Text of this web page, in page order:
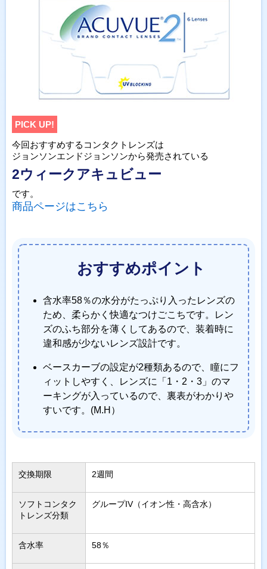
PICK UP!
今回おすすめするコンタクトレンズは
ジョンソンエンドジョンソンから発売されている
2ウィークアキュビュー
です。
商品ページはこちら
おすすめポイント
含水率58％の水分がたっぷり入ったレンズの
ため、柔らかく快適なつけごこちです。レン
ズのふち部分を薄くしてあるので、装着時に
違和感が少ないレンズ設計です。
ベースカーブの設定が2種類あるので、瞳にフ
ィットしやすく、レンズに「1・2・3」のマ
ーキングが入っているので、裏表がわかりや
すいです。(M.H）
交換期限 2週間
ソフトコンタク
トレンズ分類
グループIV（イオン性・高含水）
含水率 58％